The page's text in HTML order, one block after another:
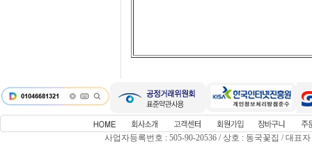
사업자등록번호 : 505-90-20536 / 상호 : 동국꽃집 / 대표